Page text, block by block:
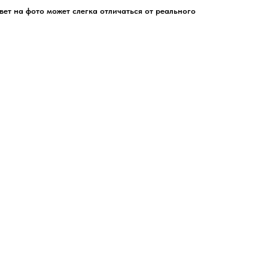
на фото может слегка отличаться от реального